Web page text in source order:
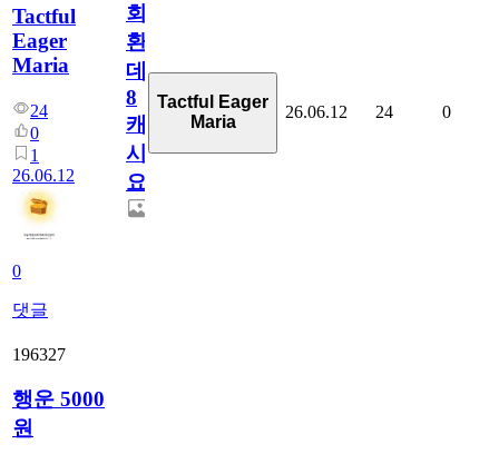
Tactful
Eager
Maria
24
0
1
26.06.12
0
댓글
회
환
데
8
캐
시
요??
Tactful Eager
Maria
26.06.12 24 0
196327
행운 5000
원